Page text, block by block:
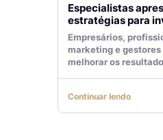
Especialistas
estratégias para
tráfego pago com
Empresários,
marketing e gestores
melhorar os
Continuar lendo